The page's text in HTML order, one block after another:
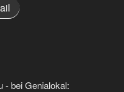
- bei Genialokal: